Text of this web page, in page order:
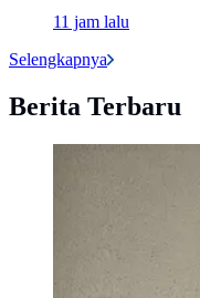
11 jam lalu
Selengkapnya
Berita Terbaru